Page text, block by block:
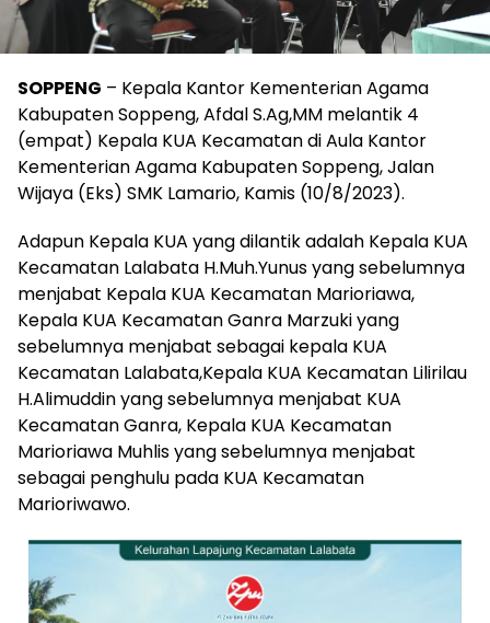
SOPPENG – Kepala Kantor Kementerian Agama
Kabupaten Soppeng, Afdal S.Ag,MM melantik 4
(empat) Kepala KUA Kecamatan di Aula Kantor
Kementerian Agama Kabupaten Soppeng, Jalan
Wijaya (Eks) SMK Lamario, Kamis (10/8/2023).
Adapun Kepala KUA yang dilantik adalah Kepala KUA
Kecamatan Lalabata H.Muh.Yunus yang sebelumnya
menjabat Kepala KUA Kecamatan Marioriawa,
Kepala KUA Kecamatan Ganra Marzuki yang
sebelumnya menjabat sebagai kepala KUA
Kecamatan Lalabata,Kepala KUA Kecamatan Lilirilau
H.Alimuddin yang sebelumnya menjabat KUA
Kecamatan Ganra, Kepala KUA Kecamatan
Marioriawa Muhlis yang sebelumnya menjabat
sebagai penghulu pada KUA Kecamatan
Marioriwawo.